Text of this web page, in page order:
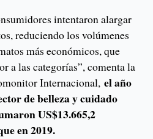
intentaron alargar
reduciendo los volúmenes
más económicos, que
a las categorías”, comenta la
Internacional, el año
de belleza y cuidado
US$13.665,2
en 2019.